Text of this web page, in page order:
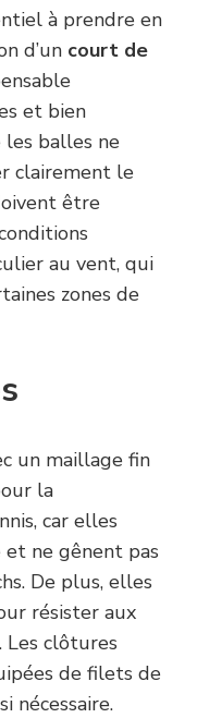
à prendre en
d’un court de
et bien
balles ne
clairement le
être
au vent, qui
zones de
un maillage fin
la
car elles
ne gênent pas
De plus, elles
résister aux
Les clôtures
de filets de
nécessaire.